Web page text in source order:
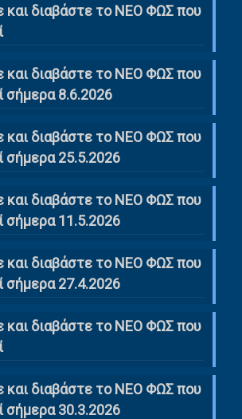
και διαβάστε το NΕΟ ΦΩΣ που
και διαβάστε το ΝΕΟ ΦΩΣ που
σήμερα 8.6.2026
και διαβάστε το ΝΕΟ ΦΩΣ που
σήμερα 25.5.2026
και διαβάστε το ΝΕΟ ΦΩΣ που
σήμερα 11.5.2026
και διαβάστε το ΝΕΟ ΦΩΣ που
σήμερα 27.4.2026
και διαβάστε το ΝΕΟ ΦΩΣ που
και διαβάστε το ΝΕΟ ΦΩΣ που
σήμερα 30.3.2026